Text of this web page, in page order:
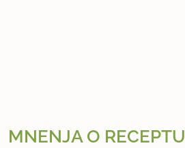
MNENJA O RECEPTU